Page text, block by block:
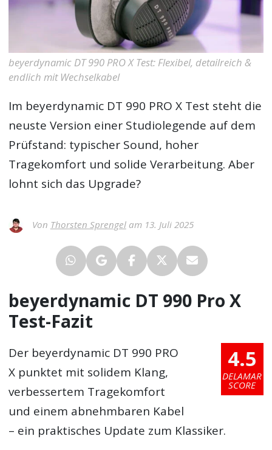
beyerdynamic DT 990 PRO X Test: Flexibel, detailreich &
endlich mit Wechselkabel
Im beyerdynamic DT 990 PRO X Test steht die
neuste Version einer Studiolegende auf dem
Prüfstand: typischer Sound, hoher
Tragekomfort und solide Verarbeitung. Aber
lohnt sich das Upgrade?
Von Thorsten Sprengelam 13. Juli 2025
beyerdynamic DT 990 Pro X
Test-Fazit
4.5
DELAMAR
SCORE
Der beyerdynamic DT 990 PRO
X punktet mit solidem Klang,
verbessertem Tragekomfort
und einem abnehmbaren Kabel
– ein praktisches Update zum Klassiker.